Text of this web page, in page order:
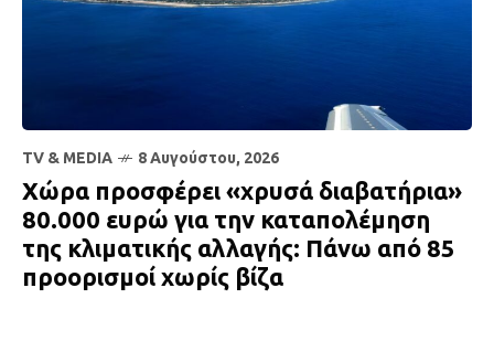
TV & MEDIA 8 Αυγούστου, 2026
Χώρα προσφέρει «χρυσά διαβατήρια»
80.000 ευρώ για την καταπολέμηση
της κλιματικής αλλαγής: Πάνω από 85
προορισμοί χωρίς βίζα